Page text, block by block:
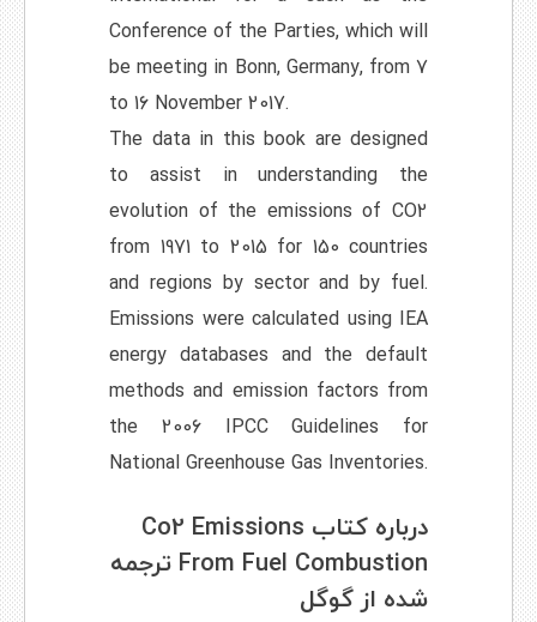
Conference of the Parties, which will
be meeting in Bonn, Germany, from 7
to 16 November 2017.
The data in this book are designed
to assist in understanding the
evolution of the emissions of CO2
from 1971 to 2015 for 150 countries
and regions by sector and by fuel.
Emissions were calculated using IEA
energy databases and the default
methods and emission factors from
the 2006 IPCC Guidelines for
National Greenhouse Gas Inventories.
درباره کتاب Co2 Emissions
From Fuel Combustion ترجمه
شده از گوگل